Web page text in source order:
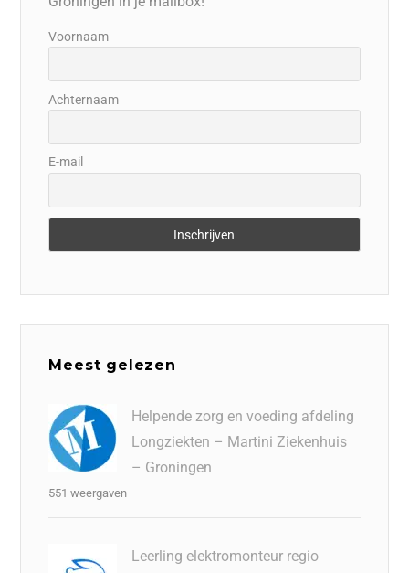
Voornaam
Achternaam
E-mail
Meest gelezen
Helpende zorg en voeding afdeling
Longziekten – Martini Ziekenhuis
– Groningen
551 weergaven
Leerling elektromonteur regio